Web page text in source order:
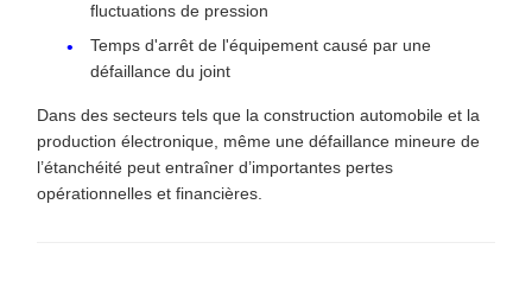
fluctuations de pression
Temps d'arrêt de l'équipement causé par une
défaillance du joint
Dans des secteurs tels que la construction automobile et la
production électronique, même une défaillance mineure de
l’étanchéité peut entraîner d’importantes pertes
opérationnelles et financières.